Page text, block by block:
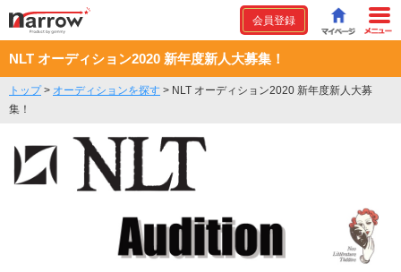
会員登録
NLT オーディション2020 新年度新人大募集！
トップ> オーディションを探す > NLT オーディション2020 新年度新人大募
集！